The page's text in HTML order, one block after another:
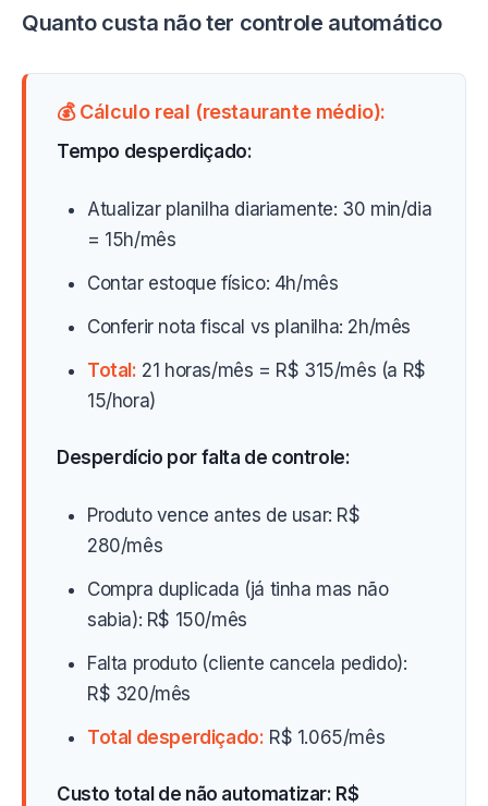
Quanto custa não ter controle automático
💰 Cálculo real (restaurante médio):
Tempo desperdiçado:
Atualizar planilha diariamente: 30 min/dia
= 15h/mês
Contar estoque físico: 4h/mês
Conferir nota fiscal vs planilha: 2h/mês
Total: 21 horas/mês = R$ 315/mês (a R$
15/hora)
Desperdício por falta de controle:
Produto vence antes de usar: R$
280/mês
Compra duplicada (já tinha mas não
sabia): R$ 150/mês
Falta produto (cliente cancela pedido):
R$ 320/mês
Total desperdiçado: R$ 1.065/mês
Custo total de não automatizar: R$